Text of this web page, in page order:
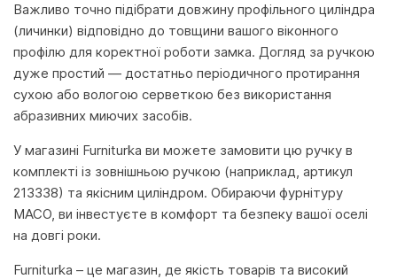
Важливо точно підібрати довжину профільного циліндра
(личинки) відповідно до товщини вашого віконного
профілю для коректної роботи замка. Догляд за ручкою
дуже простий — достатньо періодичного протирання
сухою або вологою серветкою без використання
абразивних миючих засобів.
У магазині Furniturka ви можете замовити цю ручку в
комплекті із зовнішньою ручкою (наприклад, артикул
213338) та якісним циліндром. Обираючи фурнітуру
MACO, ви інвестуєте в комфорт та безпеку вашої оселі
на довгі роки.
Furniturka – це магазин, де якість товарів та високий